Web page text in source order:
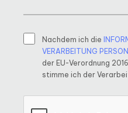
Nachdem ich die
VERARBEITUNG
der EU-Verordnung
stimme ich der